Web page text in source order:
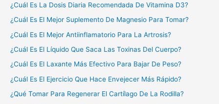
¿Cuál Es La Dosis Diaria Recomendada De Vitamina D3?
¿Cuál Es El Mejor Suplemento De Magnesio Para Tomar?
¿Cuál Es El Mejor Antiinflamatorio Para La Artrosis?
¿Cuál Es El Líquido Que Saca Las Toxinas Del Cuerpo?
¿Cuál Es El Laxante Más Efectivo Para Bajar De Peso?
¿Cuál Es El Ejercicio Que Hace Envejecer Más Rápido?
¿Qué Tomar Para Regenerar El Cartílago De La Rodilla?